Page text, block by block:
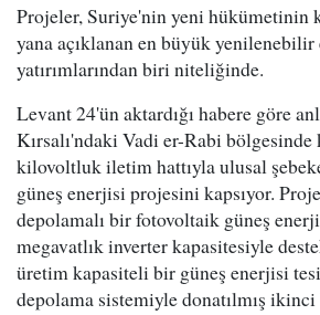
Projeler, Suriye'nin yeni hükümetinin
yana açıklanan en büyük
yatırımlarından biri niteliğinde.
Levant 24'ün aktardığı habere göre
Kırsalı'ndaki Vadi er-Rabi
kilovoltluk iletim hattıyla ulusal
güneş enerjisi projesini kapsıyor.
depolamalı bir fotovoltaik güneş
megavatlık inverter kapasitesiyle
üretim kapasiteli bir güneş enerjisi
depolama sistemiyle donatılmış